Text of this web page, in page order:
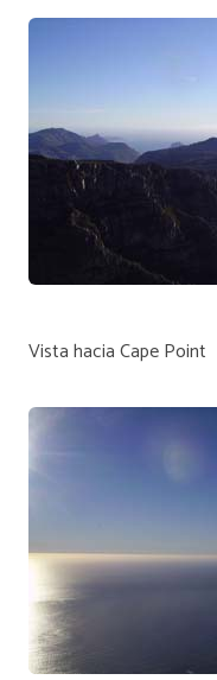
Vista hacia Cape Point